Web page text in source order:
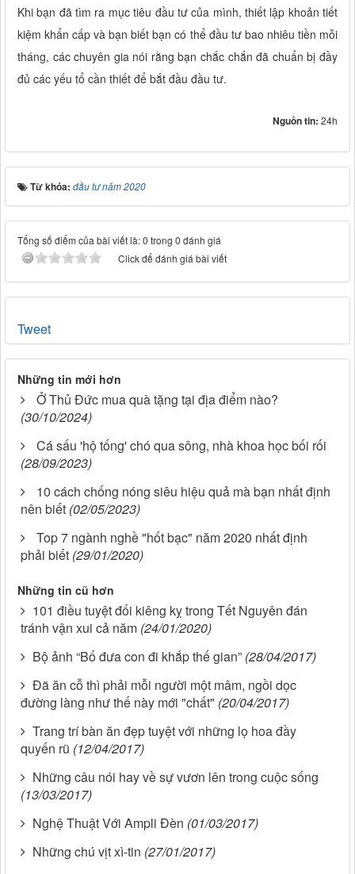
Khi bạn đã tìm ra mục tiêu đầu tư của mình, thiết lập khoản tiết
kiệm khẩn cấp và bạn biết bạn có thể đầu tư bao nhiêu tiền mỗi
tháng, các chuyên gia nói rằng bạn chắc chắn đã chuẩn bị đầy
đủ các yếu tổ cần thiết để bắt đầu đầu tư.
Nguồn tin: 24h
Từ khóa: đầu tư năm 2020
Tổng số điểm của bài viết là: 0 trong 0 đánh giá
Click để đánh giá bài viết
Tweet
Những tin mới hơn
Ở Thủ Đức mua quà tặng tại địa điểm nào?
(30/10/2024)
Cá sấu 'hộ tống' chó qua sông, nhà khoa học bối rối
(28/09/2023)
10 cách chống nóng siêu hiệu quả mà bạn nhất định
nên biết (02/05/2023)
Top 7 ngành nghề "hốt bạc" năm 2020 nhất định
phải biết (29/01/2020)
Những tin cũ hơn
101 điều tuyệt đối kiêng kỵ trong Tết Nguyên đán
tránh vận xui cả năm (24/01/2020)
Bộ ảnh “Bố đưa con đi khắp thế gian” (28/04/2017)
Đã ăn cỗ thì phải mỗi người một mâm, ngồi dọc
đường làng như thế này mới "chất" (20/04/2017)
Trang trí bàn ăn đẹp tuyệt với những lọ hoa đầy
quyến rũ (12/04/2017)
Những câu nói hay về sự vươn lên trong cuộc sống
(13/03/2017)
Nghệ Thuật Với Ampli Đèn (01/03/2017)
Những chú vịt xì-tin (27/01/2017)